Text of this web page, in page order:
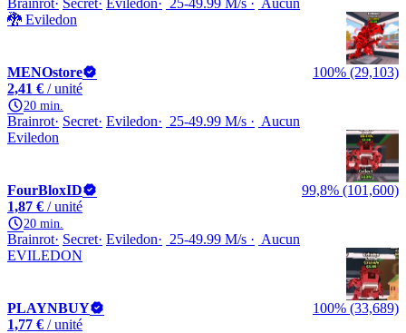
Brainrot Secret Eviledon 25-49.99 M/s
Aucun
🐉 Eviledon
MENOstore
100% (29,103)
2,41 € / unité
20 min.
Brainrot Secret Eviledon 25-49.99 M/s
Aucun
Eviledon
FourBloxID
99,8% (101,600)
1,87 € / unité
20 min.
Brainrot Secret Eviledon 25-49.99 M/s
Aucun
EVILEDON
PLAYNBUY
100% (33,689)
1,77 € / unité